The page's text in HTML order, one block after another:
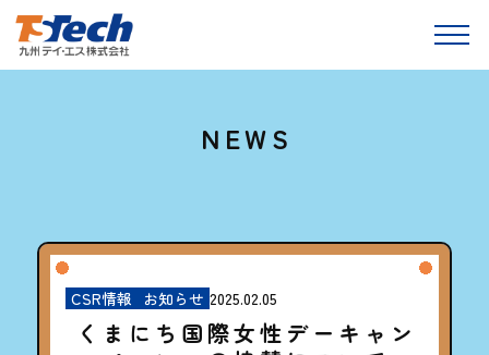
メ
NEWS
カ
CSR情報 お知らせ 2025.02.05
くまにち国際女性デーキャン